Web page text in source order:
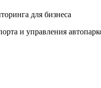
для бизнеса
и управления